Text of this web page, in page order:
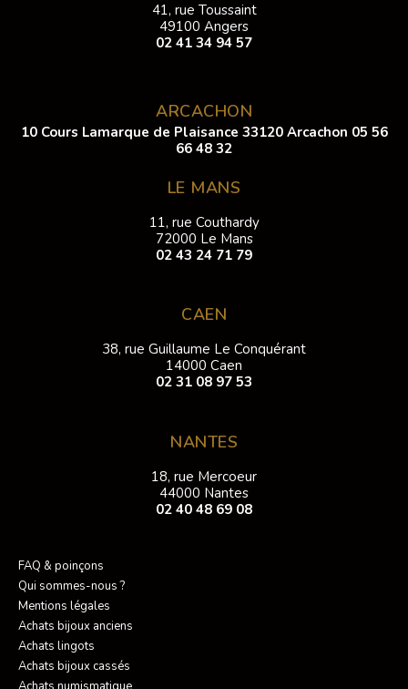
41, rue Toussaint
49100 Angers
02 41 34 94 57
ARCACHON
10 Cours Lamarque de Plaisance 33120 Arcachon 05 56
66 48 32
LE MANS
11, rue Couthardy
72000 Le Mans
02 43 24 71 79
CAEN
38, rue Guillaume Le Conquérant
14000 Caen
02 31 08 97 53
NANTES
18, rue Mercoeur
44000 Nantes
02 40 48 69 08
FAQ & poinçons
Qui sommes-nous ?
Mentions légales
Achats bijoux anciens
Achats lingots
Achats bijoux cassés